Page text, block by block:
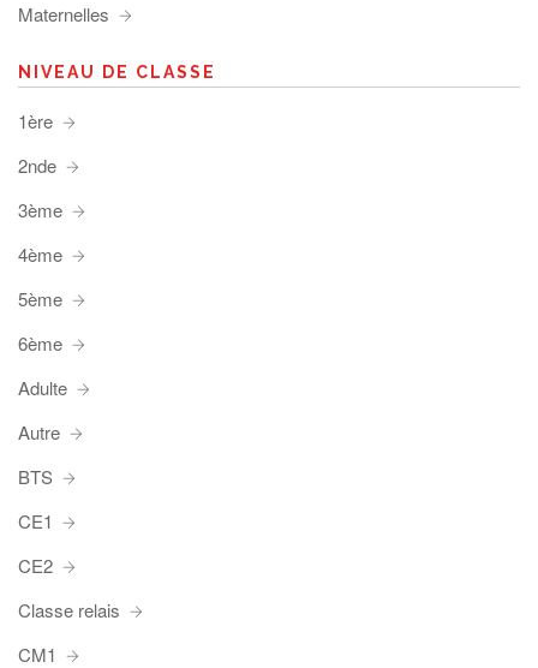
Maternelles
NIVEAU DE CLASSE
1ère
2nde
3ème
4ème
5ème
6ème
Adulte
Autre
BTS
CE1
CE2
Classe relais
CM1